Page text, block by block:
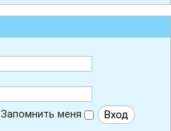
Запомнить меня